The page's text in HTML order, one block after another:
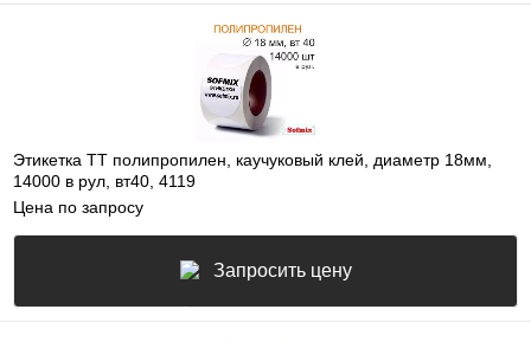
Этикетка ТТ полипропилен, каучуковый клей, диаметр 18мм,
14000 в рул, вт40, 4119
Цена по запросу
Запросить цену